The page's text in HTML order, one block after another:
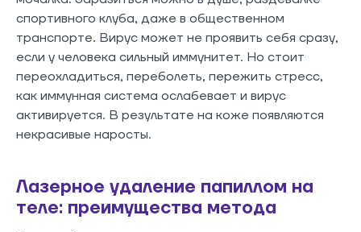
спортивного клуба, даже в общественном
транспорте. Вирус может не проявить себя сразу,
если у человека сильный иммунитет. Но стоит
переохладиться, переболеть, пережить стресс,
как иммунная система ослабевает и вирус
активируется. В результате на коже появляются
некрасивые наросты.
Лазерное удаление папиллом на
теле: преимущества метода